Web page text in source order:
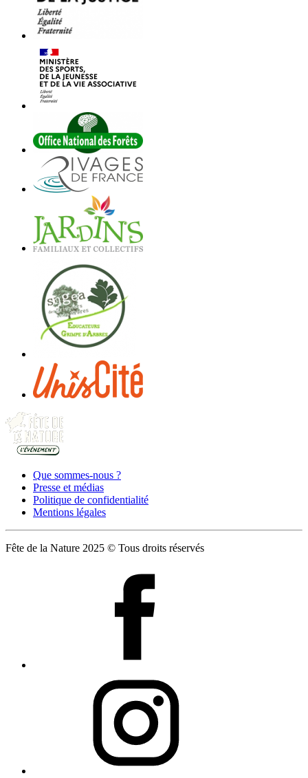
Que sommes-nous ?
Presse et médias
Politique de confidentialité
Mentions légales
Fête de la Nature 2025 © Tous droits réservés